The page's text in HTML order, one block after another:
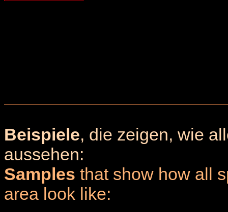
Beispiele, die zeigen, wie
aussehen:
Samples that show how all
area look like: